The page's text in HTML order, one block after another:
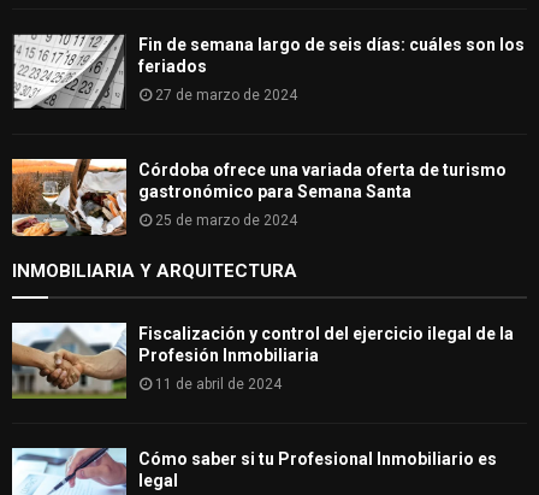
Fin de semana largo de seis días: cuáles son los
feriados
27 de marzo de 2024
Córdoba ofrece una variada oferta de turismo
gastronómico para Semana Santa
25 de marzo de 2024
INMOBILIARIA Y ARQUITECTURA
Fiscalización y control del ejercicio ilegal de la
Profesión Inmobiliaria
11 de abril de 2024
Cómo saber si tu Profesional Inmobiliario es
legal